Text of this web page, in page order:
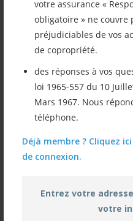
votre assurance «
obligatoire » ne couvre
préjudiciables de vos
de copropriété.
des réponses à vos
loi 1965-557 du 10
Mars 1967. Nous
téléphone.
Déjà membre ? Cliquez
de connexion.
Entrez votre
votre
adressée par mail.
de cour d’appel
Arrêt en cour de
concurrence des
thermique –
Bonne lecture !